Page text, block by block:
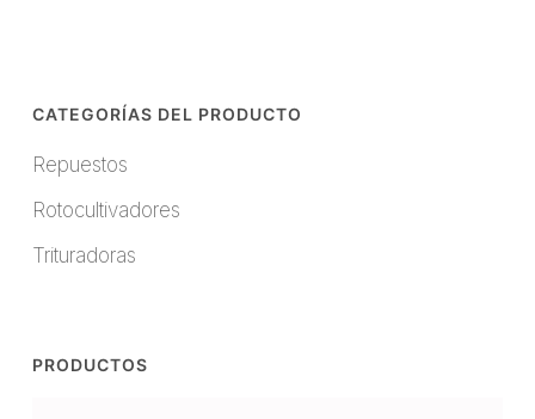
CATEGORÍAS DEL PRODUCTO
Repuestos
Rotocultivadores
Trituradoras
PRODUCTOS